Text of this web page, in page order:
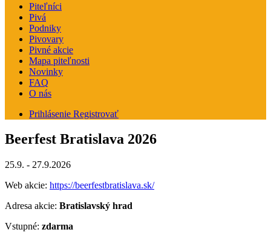
Piteľníci
Pivá
Podniky
Pivovary
Pivné akcie
Mapa piteľnosti
Novinky
FAQ
O nás
Prihlásenie Registrovať
Beerfest Bratislava 2026
25.9. - 27.9.2026
Web akcie: https://beerfestbratislava.sk/
Adresa akcie: Bratislavský hrad
Vstupné: zdarma